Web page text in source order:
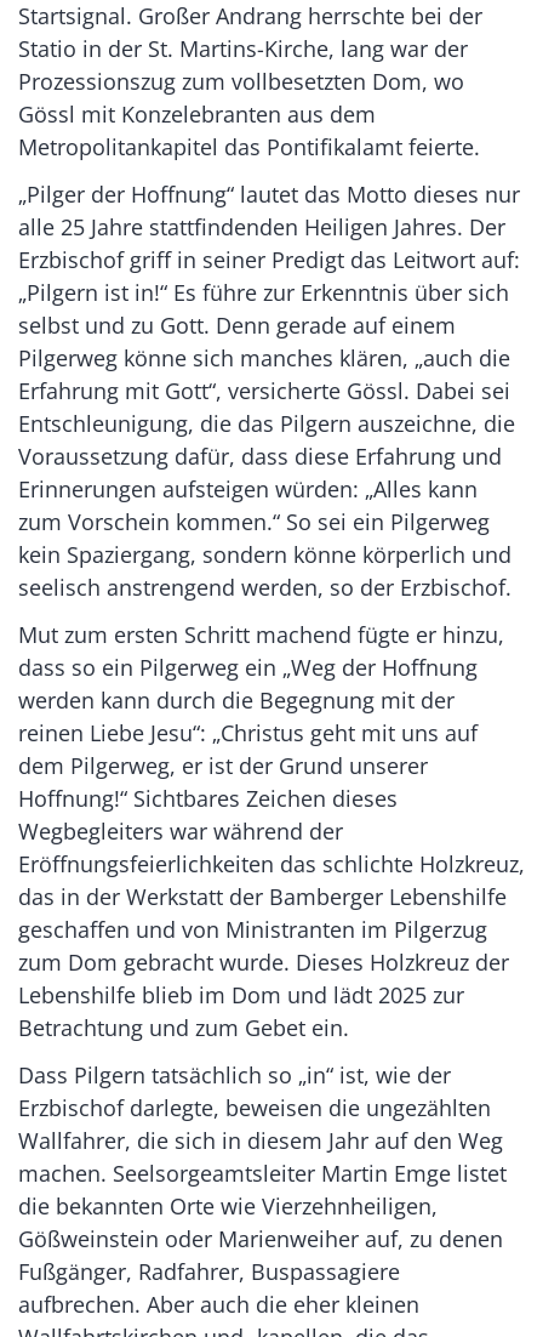
Startsignal. Großer Andrang herrschte bei der
Statio in der St. Martins-Kirche, lang war der
Prozessionszug zum vollbesetzten Dom, wo
Gössl mit Konzelebranten aus dem
Metropolitankapitel das Pontifikalamt feierte.
„Pilger der Hoffnung“ lautet das Motto dieses nur
alle 25 Jahre stattfindenden Heiligen Jahres. Der
Erzbischof griff in seiner Predigt das Leitwort auf:
„Pilgern ist in!“ Es führe zur Erkenntnis über sich
selbst und zu Gott. Denn gerade auf einem
Pilgerweg könne sich manches klären, „auch die
Erfahrung mit Gott“, versicherte Gössl. Dabei sei
Entschleunigung, die das Pilgern auszeichne, die
Voraussetzung dafür, dass diese Erfahrung und
Erinnerungen aufsteigen würden: „Alles kann
zum Vorschein kommen.“ So sei ein Pilgerweg
kein Spaziergang, sondern könne körperlich und
seelisch anstrengend werden, so der Erzbischof.
Mut zum ersten Schritt machend fügte er hinzu,
dass so ein Pilgerweg ein „Weg der Hoffnung
werden kann durch die Begegnung mit der
reinen Liebe Jesu“: „Christus geht mit uns auf
dem Pilgerweg, er ist der Grund unserer
Hoffnung!“ Sichtbares Zeichen dieses
Wegbegleiters war während der
Eröffnungsfeierlichkeiten das schlichte Holzkreuz,
das in der Werkstatt der Bamberger Lebenshilfe
geschaffen und von Ministranten im Pilgerzug
zum Dom gebracht wurde. Dieses Holzkreuz der
Lebenshilfe blieb im Dom und lädt 2025 zur
Betrachtung und zum Gebet ein.
Dass Pilgern tatsächlich so „in“ ist, wie der
Erzbischof darlegte, beweisen die ungezählten
Wallfahrer, die sich in diesem Jahr auf den Weg
machen. Seelsorgeamtsleiter Martin Emge listet
die bekannten Orte wie Vierzehnheiligen,
Gößweinstein oder Marienweiher auf, zu denen
Fußgänger, Radfahrer, Buspassagiere
aufbrechen. Aber auch die eher kleinen